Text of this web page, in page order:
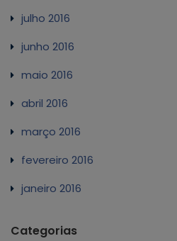
julho 2016
junho 2016
maio 2016
abril 2016
março 2016
fevereiro 2016
janeiro 2016
Categorias